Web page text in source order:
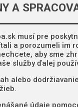
A
musí pre
a porozumeli im
aby sme
služby ďalej
alebo
údaje